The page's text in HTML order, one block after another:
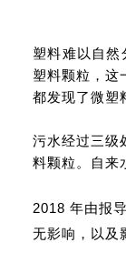
塑料难以自
塑料颗粒，这
都发现了微塑
污水经过三级
料颗粒。自来
2018 年由报
无影响，以及